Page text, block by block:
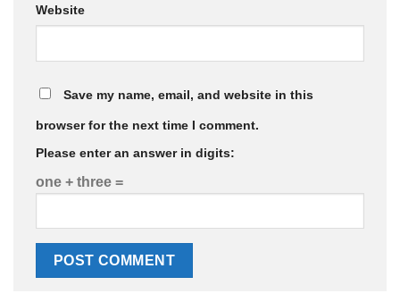
Website
Save my name, email, and website in this
browser for the next time I comment.
Please enter an answer in digits:
one + three =